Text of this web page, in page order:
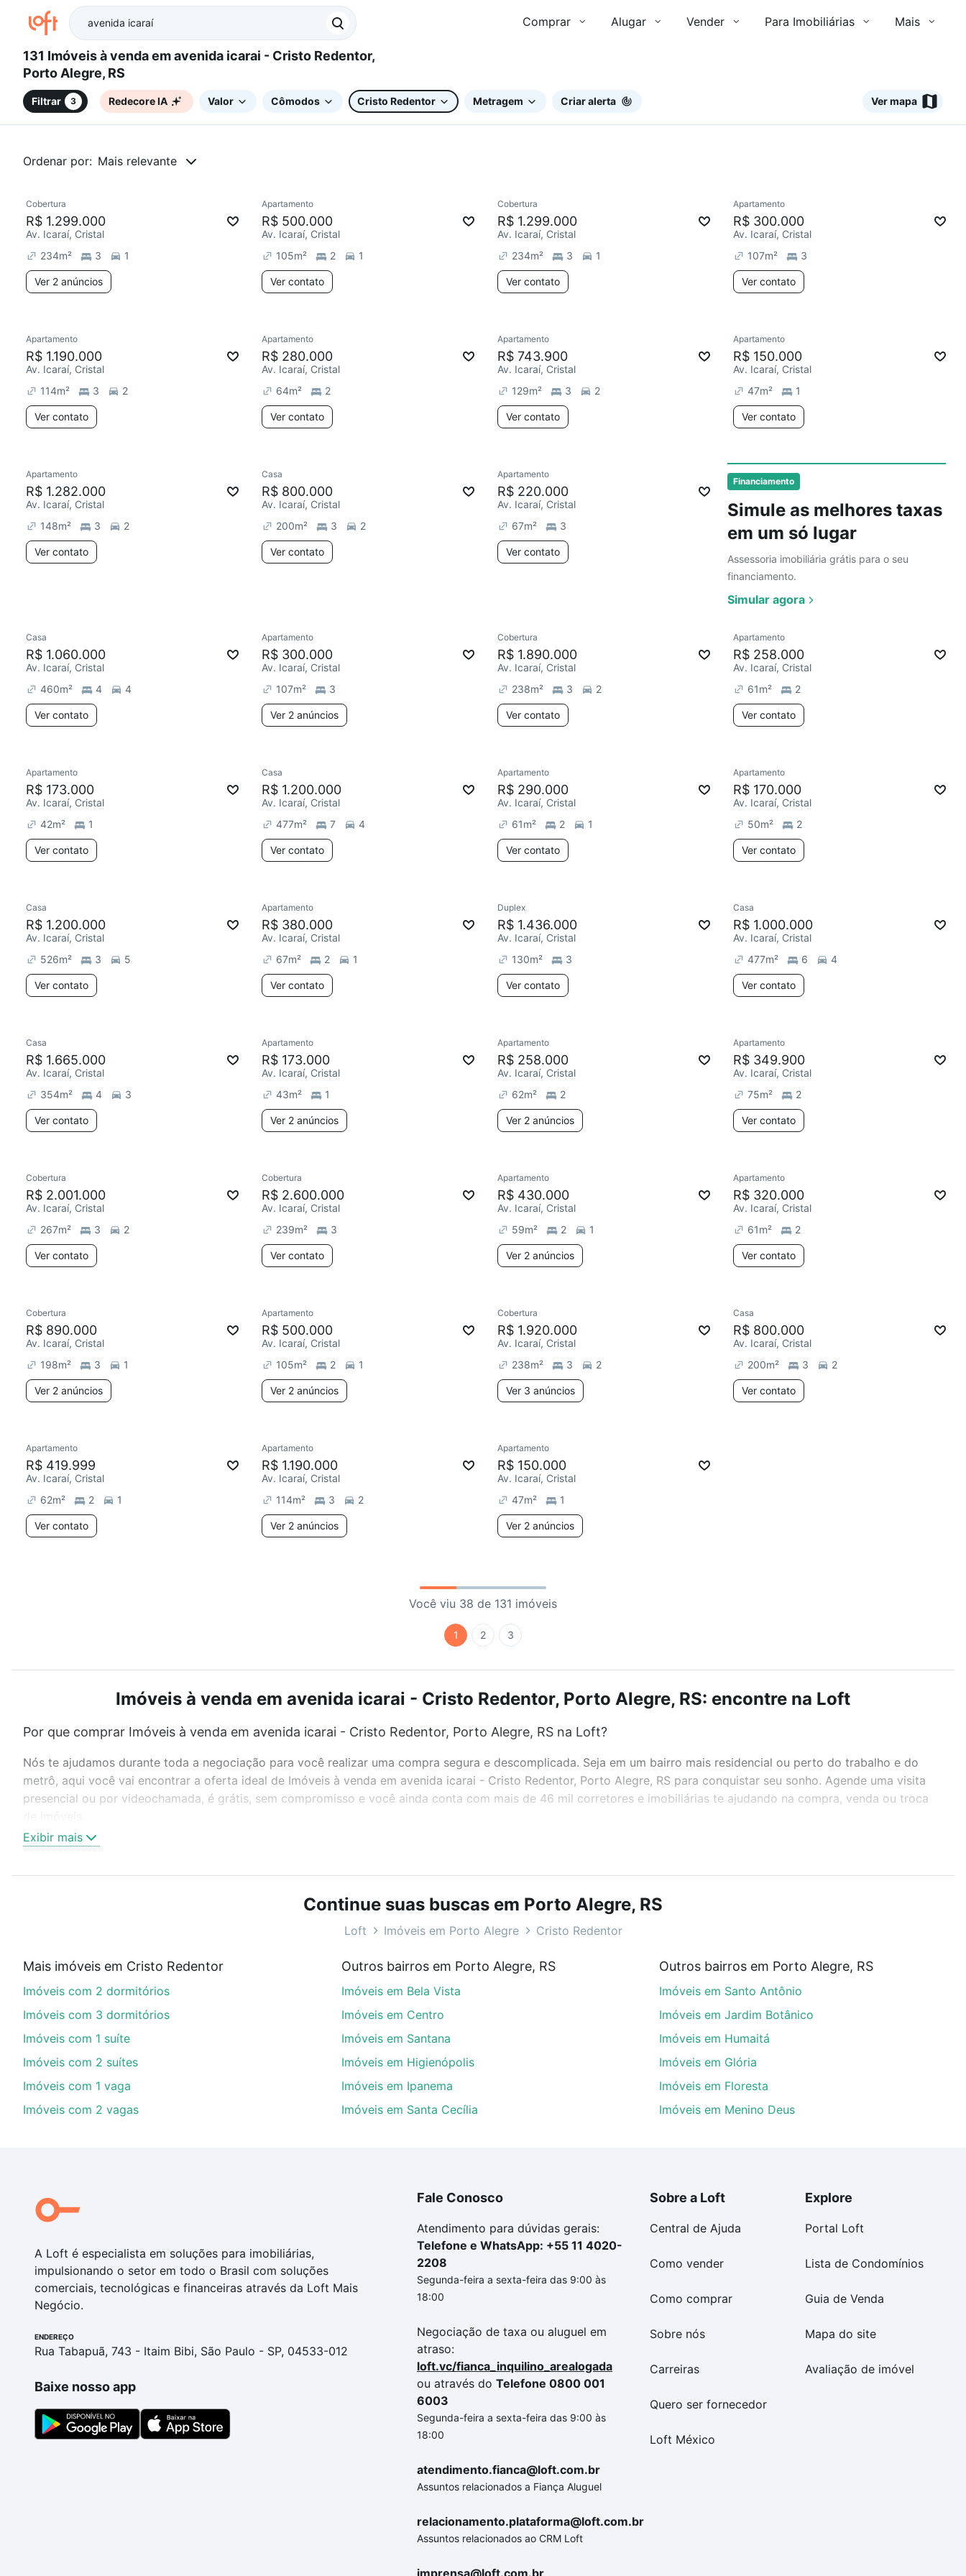
Comprar Alugar Vender Para Imobiliárias Mais
131 Imóveis à venda em avenida icarai - Cristo Redentor,
Porto Alegre, RS
Filtrar 3 Redecore IA Valor Cômodos Cristo Redentor Metragem Criar alerta Ver mapa
Ordenar por: Mais relevante
Financiamento
Simule as melhores taxas
em um só lugar
Assessoria imobiliária grátis para o seu
financiamento.
Simular agora
Chegou este mês
Cobertura
R$ 1.299.000
Av. Icaraí, Cristal
234m² 3 1
Ver 2 anúncios
Redecorar
Apartamento
R$ 500.000
Av. Icaraí, Cristal
105m² 2 1
Ver contato
Cobertura
R$ 1.299.000
Av. Icaraí, Cristal
234m² 3 1
Ver contato
Redecorar
Apartamento
R$ 300.000
Av. Icaraí, Cristal
107m² 3
Ver contato
Redecorar
Apartamento
R$ 1.190.000
Av. Icaraí, Cristal
114m² 3 2
Ver contato
Redecorar
Apartamento
R$ 280.000
Av. Icaraí, Cristal
64m² 2
Ver contato
Redecorar
Apartamento
R$ 743.900
Av. Icaraí, Cristal
129m² 3 2
Ver contato
Redecorar
Apartamento
R$ 150.000
Av. Icaraí, Cristal
47m² 1
Ver contato
Redecorar
Ver
Apartamento
R$ 1.282.000
Av. Icaraí, Cristal
148m² 3 2
Ver contato
Casa
R$ 800.000
Av. Icaraí, Cristal
200m² 3 2
Ver contato
Chegou este mês
Apartamento
R$ 220.000
Av. Icaraí, Cristal
67m² 3
Ver contato
Chegou este mês
Casa
R$ 1.060.000
Av. Icaraí, Cristal
460m² 4 4
Ver contato
Apartamento
R$ 300.000
Av. Icaraí, Cristal
107m² 3
Ver 2 anúncios
Cobertura
R$ 1.890.000
Av. Icaraí, Cristal
238m² 3 2
Ver contato
Apartamento
R$ 258.000
Av. Icaraí, Cristal
61m² 2
Ver contato
Apartamento
R$ 173.000
Av. Icaraí, Cristal
42m² 1
Ver contato
Casa
R$ 1.200.000
Av. Icaraí, Cristal
477m² 7 4
Ver contato
Apartamento
R$ 290.000
Av. Icaraí, Cristal
61m² 2 1
Ver contato
Apartamento
R$ 170.000
Av. Icaraí, Cristal
50m² 2
Ver contato
Casa
R$ 1.200.000
Av. Icaraí, Cristal
526m² 3 5
Ver contato
Apartamento
R$ 380.000
Av. Icaraí, Cristal
67m² 2 1
Ver contato
Duplex
R$ 1.436.000
Av. Icaraí, Cristal
130m² 3
Ver contato
Casa
R$ 1.000.000
Av. Icaraí, Cristal
477m² 6 4
Ver contato
Casa
R$ 1.665.000
Av. Icaraí, Cristal
354m² 4 3
Ver contato
Apartamento
R$ 173.000
Av. Icaraí, Cristal
43m² 1
Ver 2 anúncios
Apartamento
R$ 258.000
Av. Icaraí, Cristal
62m² 2
Ver 2 anúncios
Apartamento
R$ 349.900
Av. Icaraí, Cristal
75m² 2
Ver contato
Cobertura
R$ 2.001.000
Av. Icaraí, Cristal
267m² 3 2
Ver contato
Cobertura
R$ 2.600.000
Av. Icaraí, Cristal
239m² 3
Ver contato
Apartamento
R$ 430.000
Av. Icaraí, Cristal
59m² 2 1
Ver 2 anúncios
Apartamento
R$ 320.000
Av. Icaraí, Cristal
61m² 2
Ver contato
Cobertura
R$ 890.000
Av. Icaraí, Cristal
198m² 3 1
Ver 2 anúncios
Apartamento
R$ 500.000
Av. Icaraí, Cristal
105m² 2 1
Ver 2 anúncios
Cobertura
R$ 1.920.000
Av. Icaraí, Cristal
238m² 3 2
Ver 3 anúncios
Casa
R$ 800.000
Av. Icaraí, Cristal
200m² 3 2
Ver contato
Apartamento
R$ 419.999
Av. Icaraí, Cristal
62m² 2 1
Ver contato
Apartamento
R$ 1.190.000
Av. Icaraí, Cristal
114m² 3 2
Ver 2 anúncios
Apartamento
R$ 150.000
Av. Icaraí, Cristal
47m² 1
Ver 2 anúncios
Você viu 38 de 131 imóveis
1 2 3
Imóveis à venda em avenida icarai - Cristo Redentor, Porto Alegre, RS: encontre na Loft
Por que comprar Imóveis à venda em avenida icarai - Cristo Redentor, Porto Alegre, RS na Loft?
Nós te ajudamos durante toda a negociação para você realizar uma compra segura e descomplicada. Seja em um bairro mais residencial ou perto do trabalho e do
metrô, aqui você vai encontrar a oferta ideal de Imóveis à venda em avenida icarai - Cristo Redentor, Porto Alegre, RS para conquistar seu sonho. Agende uma visita
presencial ou por videochamada, é grátis, sem compromisso e você ainda conta com mais de 46 mil corretores e imobiliárias te ajudando na compra, venda ou troca
Como escolher um imóvel?
Use barra de busca no topo para pesquisar por ruas, bairros e até condomínios favoritos. Você também pode usar os filtros como quantidade de quartos, suítes, com
ou sem vaga de garagem para combinar perfeitamente com o preço, metragem e comodidades, como piscina, academia, salão de festas ou área verde e encontrar
Imóveis à venda em avenida icarai - Cristo Redentor, Porto Alegre, RS ideal para você na Loft.
Aqui na Loft temos a oferta ideal para você, com Imóveis à venda em avenida icarai - Cristo Redentor, Porto Alegre, RS que custam a partir de R$ 0 e com nossas
opções de financiamento imobiliário as parcelas podem se adequar ao seu orçamento. Se ainda tem alguma dúvida dos custos envolvidos no processo de compra,
veja em nosso portal quanto custa comprar um apartamento e conte com a gente para comprar o imóvel dos seus sonhos com segurança e conforto. Loft, com você
Exibir mais
Continue suas buscas em Porto Alegre, RS
Loft Imóveis em Porto Alegre Cristo Redentor
Mais imóveis em Cristo Redentor
Imóveis com 2 dormitórios
Imóveis com 3 dormitórios
Imóveis com 1 suíte
Imóveis com 2 suítes
Imóveis com 1 vaga
Imóveis com 2 vagas
Outros bairros em Porto Alegre, RS
Imóveis em Bela Vista
Imóveis em Centro
Imóveis em Santana
Imóveis em Higienópolis
Imóveis em Ipanema
Imóveis em Santa Cecília
Outros bairros em Porto Alegre, RS
Imóveis em Santo Antônio
Imóveis em Jardim Botânico
Imóveis em Humaitá
Imóveis em Glória
Imóveis em Floresta
Imóveis em Menino Deus
A Loft é especialista em soluções para imobiliárias,
impulsionando o setor em todo o Brasil com soluções
comerciais, tecnológicas e financeiras através da Loft Mais
Negócio.
ENDEREÇO
Rua Tabapuã, 743 - Itaim Bibi, São Paulo - SP, 04533-012
Baixe nosso app
Fale Conosco
Atendimento para dúvidas gerais:
Telefone e WhatsApp: +55 11 4020-
2208
Segunda-feira a sexta-feira das 9:00 às
18:00
Negociação de taxa ou aluguel em
atraso:
loft.vc/fianca_inquilino_arealogada
ou através do Telefone 0800 001
6003
Segunda-feira a sexta-feira das 9:00 às
18:00
atendimento.fianca@loft.com.br
Assuntos relacionados a Fiança Aluguel
relacionamento.plataforma@loft.com.br
Assuntos relacionados ao CRM Loft
imprensa@loft.com.br
Sobre a Loft
Central de Ajuda
Como vender
Como comprar
Sobre nós
Carreiras
Quero ser fornecedor
Loft México
Explore
Portal Loft
Lista de Condomínios
Guia de Venda
Mapa do site
Avaliação de imóvel